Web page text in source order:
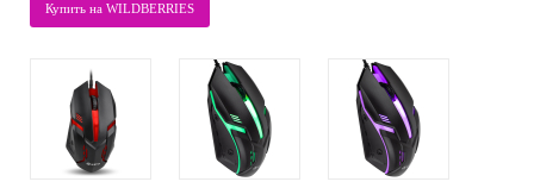
Купить на WILDBERRIES